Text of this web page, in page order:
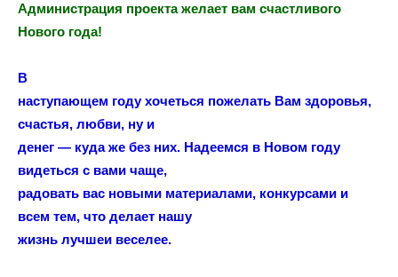
Администрация проекта желает вам счастливого
Нового года!
В
наступающем году хочеться пожелать Вам здоровья,
счастья, любви, ну и
денег — куда же без них. Надеемся в Новом году
видеться с вами чаще,
радовать вас новыми материалами, конкурсами и
всем тем, что делает нашу
жизнь лучшеи веселее.